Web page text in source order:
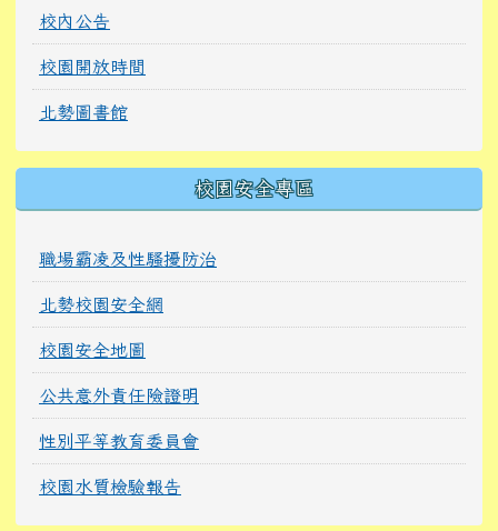
校內公告
校園開放時間
北勢圖書館
校園安全專區
職場霸凌及性騷擾防治
北勢校園安全網
校園安全地圖
公共意外責任險證明
性別平等教育委員會
校園水質檢驗報告